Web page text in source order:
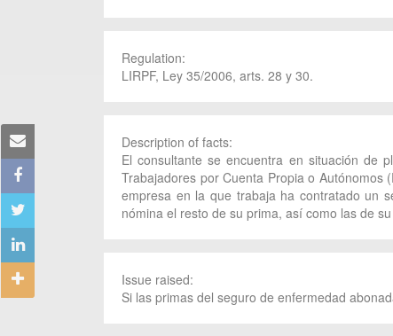
Regulation:
LIRPF, Ley 35/2006, arts. 28 y 30.
Description of facts:
El consultante se encuentra en situación de
Trabajadores por Cuenta Propia o Autónomos
empresa en la que trabaja ha contratado un
nómina el resto de su prima, así como las de
Issue raised:
Si las primas del seguro de enfermedad